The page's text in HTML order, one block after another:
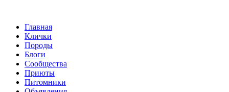
Главная
Клички
Породы
Блоги
Сообщества
Приюты
Питомники